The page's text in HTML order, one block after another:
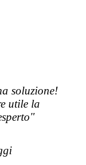
soluzione!
utile la